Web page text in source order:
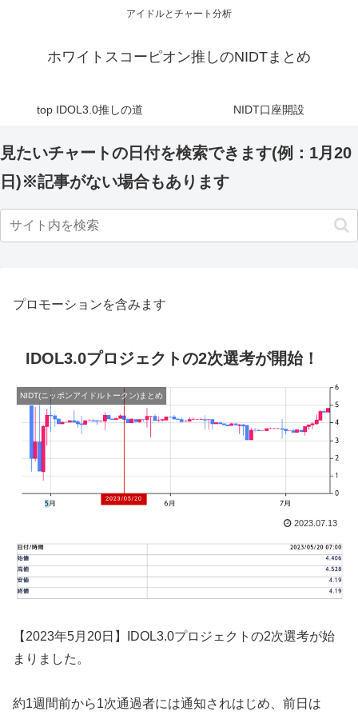
アイドルとチャート分析
ホワイトスコーピオン推しのNIDTまとめ
top IDOL3.0推しの道 NIDT口座開設
見たいチャートの日付を検索できます(例：1月20
日)※記事がない場合もあります
プロモーションを含みます
IDOL3.0プロジェクトの2次選考が開始！
NIDT(ニッポンアイドルトークン)まとめ
2023.07.13
【2023年5月20日】IDOL3.0プロジェクトの2次選考が始
まりました。
約1週間前から1次通過者には通知されはじめ、前日は